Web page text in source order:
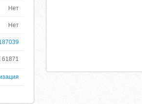
Нет
Нет
61871